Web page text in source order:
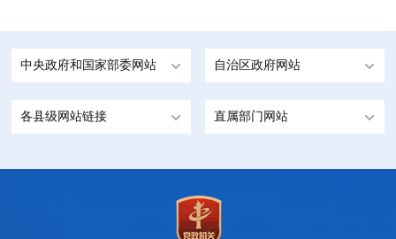
中央政府和国家部委网站 自治区政府网站
各县级网站链接 直属部门网站